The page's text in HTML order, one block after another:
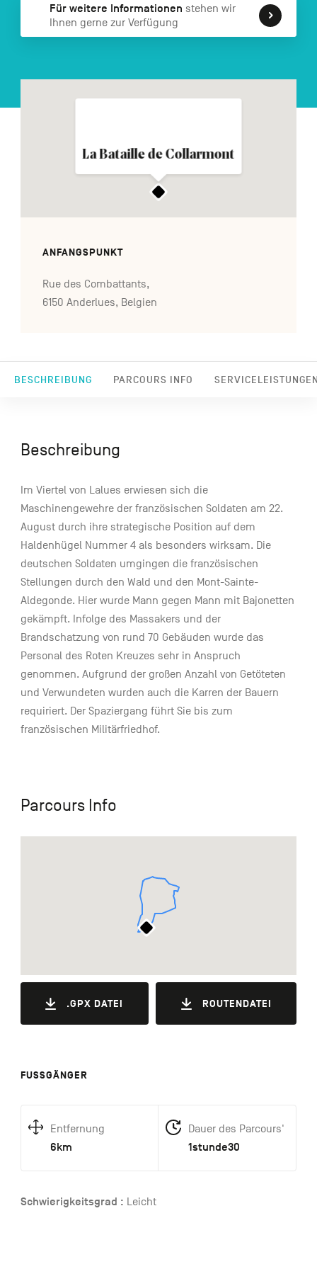
FR NL EN
Navigation
secondaire
Für weitere Informationen stehen wir
Ihnen gerne zur Verfügung
BESCHREIBUNG PARCOURS INFO
La Bataille de Collarmont
ANFANGSPUNKT
Rue des Combattants,
6150 Anderlues, Belgien
Beschreibung
Im Viertel von Lalues erwiesen sich die
Maschinengewehre der französischen Soldaten am 22.
August durch ihre strategische Position auf dem
Haldenhügel Nummer 4 als besonders wirksam. Die
deutschen Soldaten umgingen die französischen
Stellungen durch den Wald und den Mont-Sainte-
Aldegonde. Hier wurde Mann gegen Mann mit Bajonetten
gekämpft. Infolge des Massakers und der
Brandschatzung von rund 70 Gebäuden wurde das
Personal des Roten Kreuzes sehr in Anspruch
genommen. Aufgrund der großen Anzahl von Getöteten
und Verwundeten wurden auch die Karren der Bauern
requiriert. Der Spaziergang führt Sie bis zum
französischen Militärfriedhof.
Parcours Info
.GPX DATEI ROUTENDATEI
FUSSGÄNGER
Entfernung
6km
Dauer des Parcours'
1stunde30
Schwierigkeitsgrad : Leicht